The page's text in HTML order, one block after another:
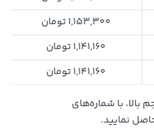
1,153,300تومان
1,141,160تومان
1,141,160تومان
بالا، با شماره‌های